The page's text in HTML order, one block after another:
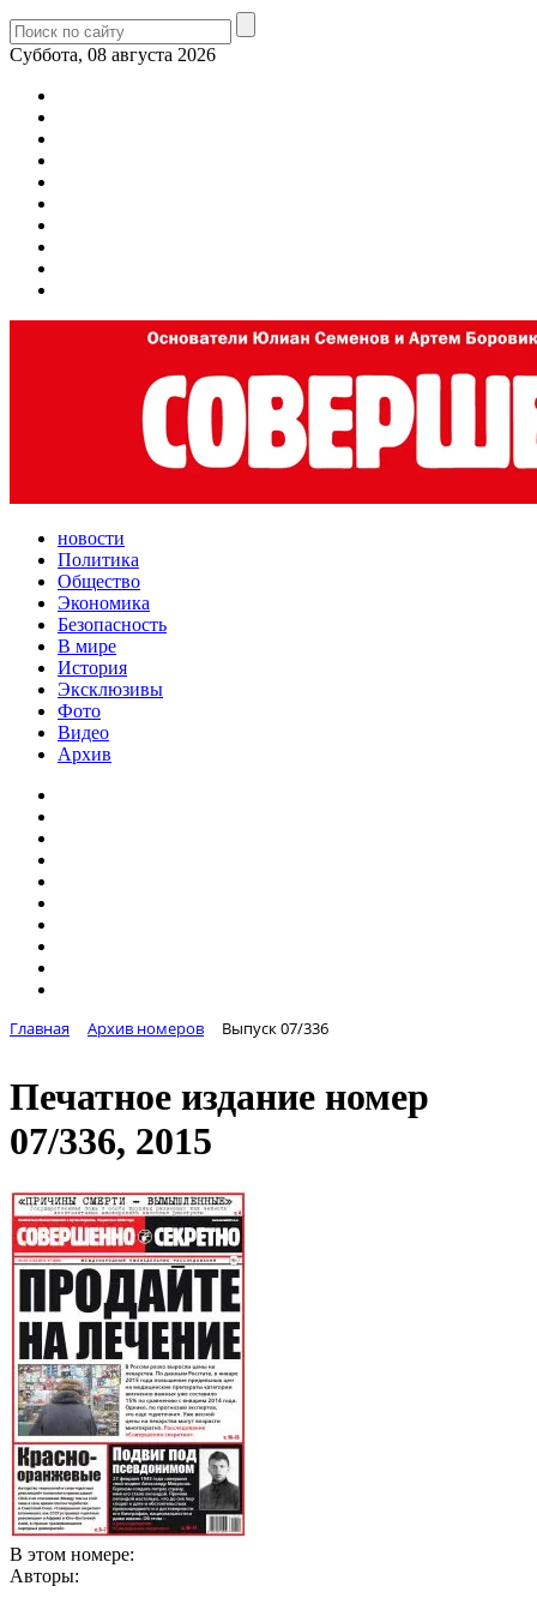
Суббота, 08 августа 2026
новости
Политика
Общество
Экономика
Безопасность
В мире
История
Эксклюзивы
Фото
Видео
Архив
Главная Архив номеров Выпуск 07/336
Печатное издание номер
07/336, 2015
В этом номере:
Авторы: